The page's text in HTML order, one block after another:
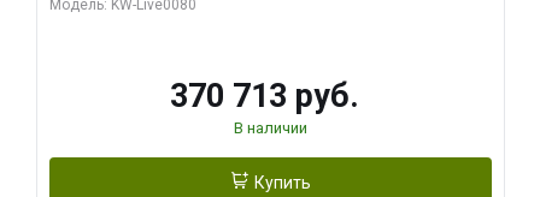
Модель: KW-Live0080
370 713 руб.
В наличии
Купить